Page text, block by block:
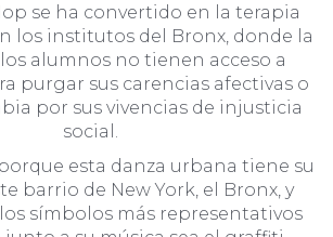
se ha convertido en la terapia
los institutos del Bronx, donde la
alumnos no tienen acceso a
purgar sus carencias afectivas o
por sus vivencias de injusticia
social.
esta danza urbana tiene su
barrio de New York, el Bronx, y
símbolos más representativos